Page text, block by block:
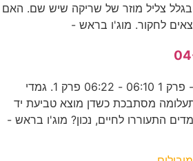
צליל מוזר של שריקה שיש שם. האם
לחקור. מוג'ו בראש -
דן וסבתא- סדרה חדשה - פרק 1 06:10 - 06:22 פרק 1. גמדי
מסתבכת כשדן מוצא טביעת יד
התעוררו לחיים, נכון? מוג'ו בראש -